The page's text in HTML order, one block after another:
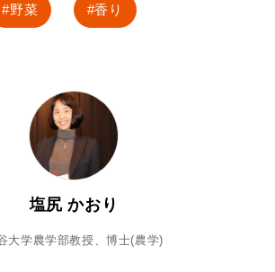
野菜 香り
塩尻 かおり
大学農学部教授、博士(農学)